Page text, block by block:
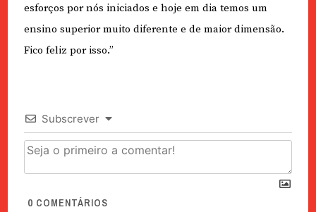
esforços por nós iniciados e hoje em dia temos um
ensino superior muito diferente e de maior dimensão.
Fico feliz por isso.”
Subscrever
0 COMENTÁRIOS